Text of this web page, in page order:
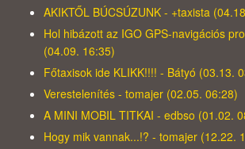
AKIKTŐL BÚCSÚZUNK - +taxista
Hol hibázott az IGO GPS-navigációs
(04.09. 16:35)
Főtaxisok ide KLIKK!!!! - Bátyó (03.13.
Verestelenítés - tomajer (02.05. 06:28)
A MINI MOBIL TITKAI - edbso (01.02.
Hogy mik vannak...!? - tomajer (12.22.